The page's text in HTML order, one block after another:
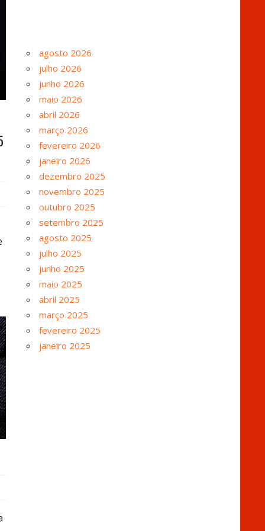
agosto 2026
julho 2026
junho 2026
maio 2026
abril 2026
março 2026
fevereiro 2026
janeiro 2026
dezembro 2025
novembro 2025
outubro 2025
setembro 2025
agosto 2025
julho 2025
junho 2025
maio 2025
abril 2025
março 2025
fevereiro 2025
janeiro 2025